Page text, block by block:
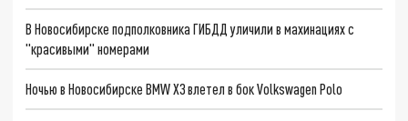
В Новосибирске подполковника ГИБДД уличили в махинациях с
"красивыми" номерами
Ночью в Новосибирске BMW X3 влетел в бок Volkswagen Polo